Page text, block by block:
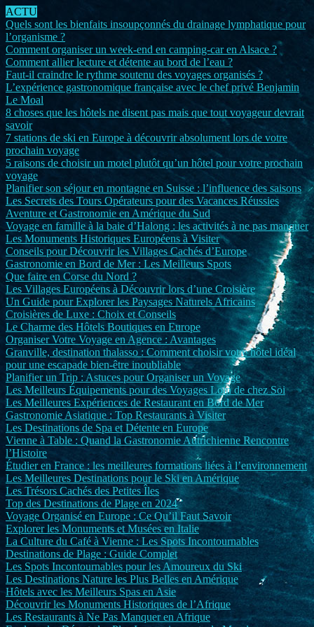
ACTU
Quels sont les bienfaits insoupçonnés du drainage lymphatique pour
l’organisme ?
Comment organiser un week-end en camping-car en Alsace ?
Comment allier lecture et détente au bord de l’eau ?
Faut-il craindre le rythme soutenu des voyages organisés ?
L’expérience gastronomique française avec le chef privé Benjamin
Le Moal
8 choses que les hôtels ne disent pas mais que tout voyageur devrait
savoir
7 stations de ski en Europe à découvrir absolument lors de votre
prochain voyage
5 raisons de choisir un motel plutôt qu’un hôtel pour votre prochain
voyage
Planifier son séjour en montagne en Suisse : l’influence des saisons
Les Secrets des Tours Opérateurs pour des Vacances Réussies
Aventure et Gastronomie en Amérique du Sud
Voyage en famille à la baie d’Halong : les activités à ne pas manquer
Les Monuments Historiques Européens à Visiter
Conseils pour Découvrir les Villages Cachés d’Europe
Gastronomie en Bord de Mer : Les Meilleurs Spots
Que faire en Corse du Nord ?
Les Villages Européens à Découvrir lors d’une Croisière
Un Guide pour Explorer les Paysages Naturels Africains
Croisières de Luxe : Choix et Conseils
Le Charme des Hôtels Boutiques en Europe
Organiser Votre Voyage en Agence : Avantages
Granville, destination thalasso : Comment choisir votre hôtel idéal
pour une escapade bien-être inoubliable
Planifier un Trip : Astuces pour Organiser un Voyage
Les Meilleurs Équipements pour des Voyages Loin de chez Soi
Les Meilleures Expériences de Restaurant en Bord de Mer
Gastronomie Asiatique : Top Restaurants à Visiter
Les Destinations de Spa et Détente en Europe
Vienne à Table : Quand la Gastronomie Autrichienne Rencontre
l’Histoire
Étudier en France : les meilleures formations liées à l’environnement
Les Meilleures Destinations pour le Ski en Amérique
Les Trésors Cachés des Petites Îles
Top des Destinations de Plage en 2024
Voyage Organisé en Europe : Ce Qu’il Faut Savoir
Explorer les Monuments et Musées en Italie
La Culture du Café à Vienne : Les Spots Incontournables
Destinations de Plage : Guide Complet
Les Spots Incontournables pour les Amoureux du Ski
Les Destinations Nature les Plus Belles en Amérique
Hôtels avec les Meilleurs Spas en Asie
Découvrir les Monuments Historiques de l’Afrique
Les Restaurants à Ne Pas Manquer en Afrique